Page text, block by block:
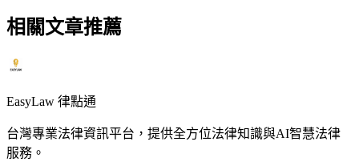
相關文章推薦
EasyLaw 律點通
台灣專業法律資訊平台，提供全方位法律知識與AI智慧法律
服務。